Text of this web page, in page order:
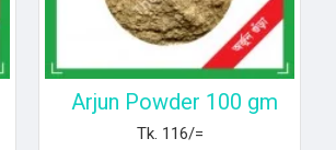
Arjun Powder 100 gm
Tk. 116/=